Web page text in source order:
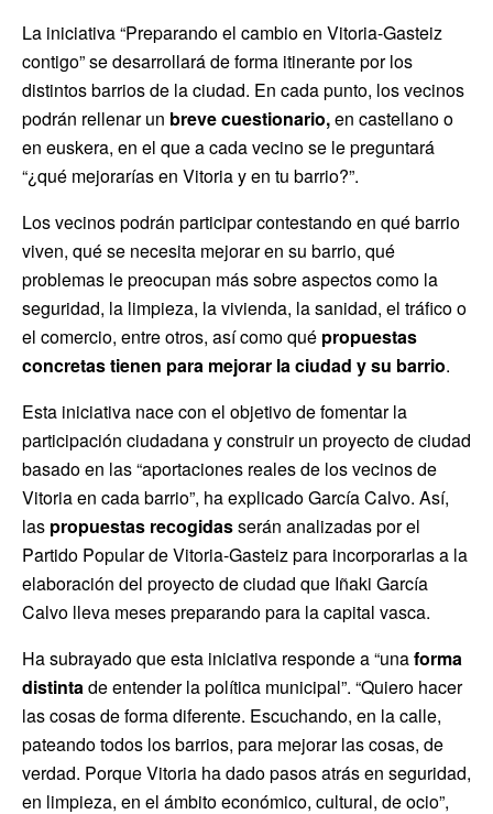
La iniciativa “Preparando el cambio en Vitoria-Gasteiz
contigo” se desarrollará de forma itinerante por los
distintos barrios de la ciudad. En cada punto, los vecinos
podrán rellenar un breve cuestionario,en castellano o
en euskera, en el que a cada vecino se le preguntará
“¿qué mejorarías en Vitoria y en tu barrio?”.
Los vecinos podrán participar contestando en qué barrio
viven, qué se necesita mejorar en su barrio, qué
problemas le preocupan más sobre aspectos como la
seguridad, la limpieza, la vivienda, la sanidad, el tráfico o
el comercio, entre otros, así como qué propuestas
concretas tienen para mejorar la ciudad y su barrio.
Esta iniciativa nace con el objetivo de fomentar la
participación ciudadana y construir un proyecto de ciudad
basado en las “aportaciones reales de los vecinos de
Vitoria en cada barrio”, ha explicado García Calvo. Así,
las propuestas recogidasserán analizadas por el
Partido Popular de Vitoria-Gasteiz para incorporarlas a la
elaboración del proyecto de ciudad que Iñaki García
Calvo lleva meses preparando para la capital vasca.
Ha subrayado que esta iniciativa responde a “unaforma
distintade entender la política municipal”. “Quiero hacer
las cosas de forma diferente. Escuchando, en la calle,
pateando todos los barrios, para mejorar las cosas, de
verdad. Porque Vitoria ha dado pasos atrás en seguridad,
en limpieza, en el ámbito económico, cultural, de ocio”,